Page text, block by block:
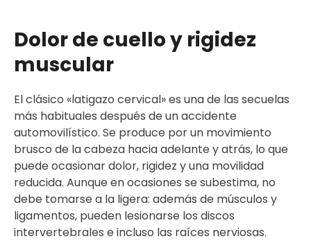
Dolor de cuello y rigidez
muscular
El clásico «latigazo cervical» es una de las secuelas
más habituales después de un accidente
automovilístico. Se produce por un movimiento
brusco de la cabeza hacia adelante y atrás, lo que
puede ocasionar dolor, rigidez y una movilidad
reducida. Aunque en ocasiones se subestima, no
debe tomarse a la ligera: además de músculos y
ligamentos, pueden lesionarse los discos
intervertebrales e incluso las raíces nerviosas.